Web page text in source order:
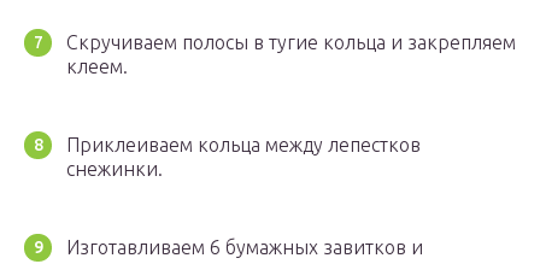
Скручиваем полосы в тугие кольца и закрепляем
клеем.
Приклеиваем кольца между лепестков
снежинки.
Изготавливаем 6 бумажных завитков и